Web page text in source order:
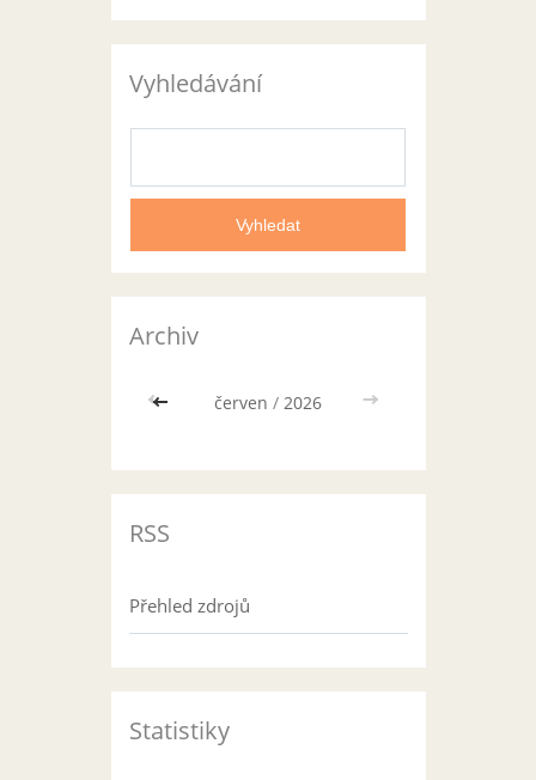
Vyhledávání
Archiv
<< červen / 2026 >>
RSS
Přehled zdrojů
Statistiky